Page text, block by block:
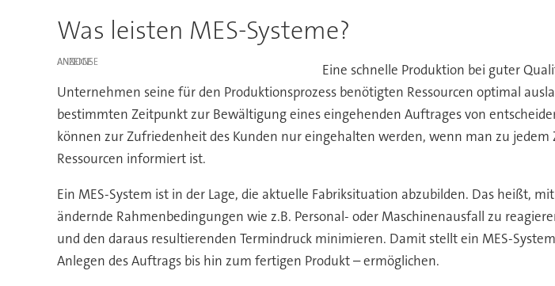
Was leisten MES-Systeme?
ANZEIGE
Eine schnelle Produktion bei guter
Unternehmen seine für den Produktionsprozess benötigten Ressourcen optimal
bestimmten Zeitpunkt zur Bewältigung eines eingehenden Auftrages von
können zur Zufriedenheit des Kunden nur eingehalten werden, wenn man zu
Ressourcen informiert ist.
Ein MES-System ist in der Lage, die aktuelle Fabriksituation abzubilden. Das heißt,
ändernde Rahmenbedingungen wie z.B. Personal- oder Maschinenausfall zu
und den daraus resultierenden Termindruck minimieren. Damit stellt ein MES-
Anlegen des Auftrags bis hin zum fertigen Produkt – ermöglichen.